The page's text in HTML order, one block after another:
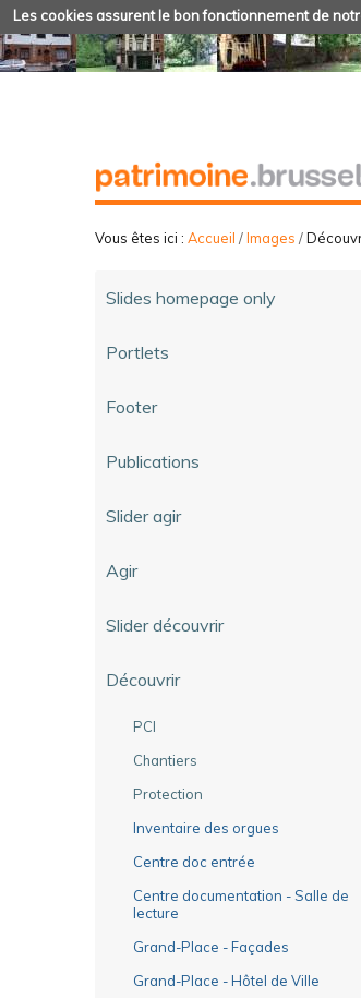
Les cookies assurent le bon fonctionnement de
Vous êtes ici : Accueil /Images /
Slides homepage only
Portlets
Footer
Publications
Slider agir
Agir
Slider découvrir
Découvrir
PCI
Chantiers
Protection
Inventaire des orgues
Centre doc entrée
Centre documentation - Salle de
lecture
Grand-Place - Façades
Grand-Place - Hôtel de Ville